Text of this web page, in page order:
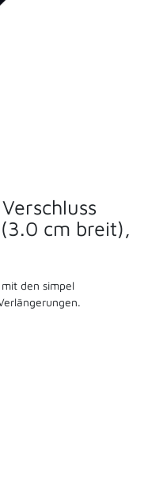
cm breit),
den simpel